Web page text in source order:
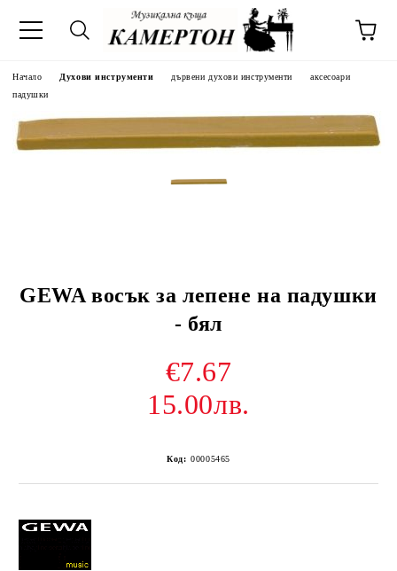
Начало Духови инструменти дървени духови инструменти
аксесоари
падушки
GEWA восък за лепене на падушки
- бял
€7.67
15.00лв.
Код: 00005465